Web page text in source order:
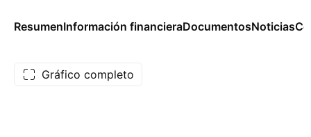
ResumenInformación financieraDocumentosNoticias
Gráfico completo